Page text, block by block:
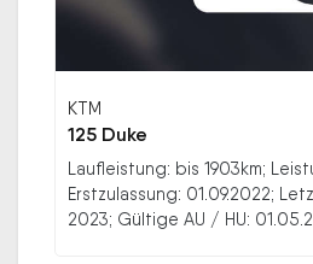
KTM
125 Duke
Laufleistung: bis 1903km;
Erstzulassung: 01.09.2022;
2023; Gültige AU / HU: